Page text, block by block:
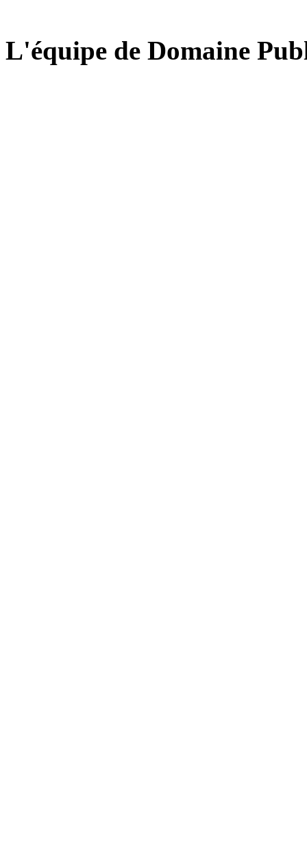
L'équipe de Domaine